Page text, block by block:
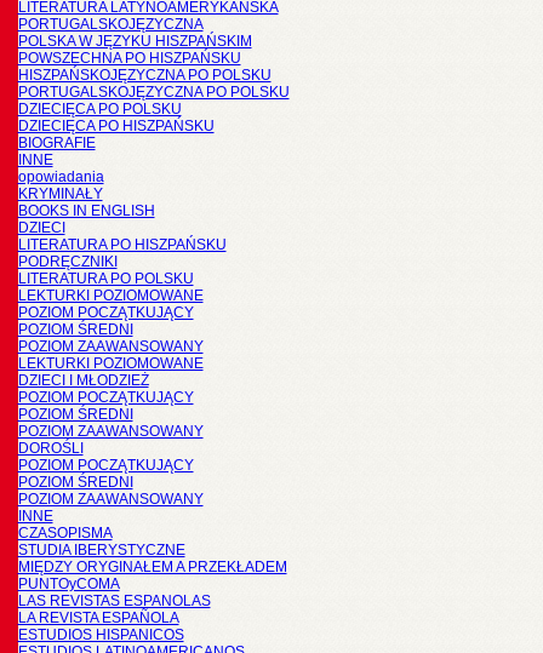
LITERATURA LATYNOAMERYKAŃSKA
PORTUGALSKOJĘZYCZNA
POLSKA W JĘZYKU HISZPAŃSKIM
POWSZECHNA PO HISZPAŃSKU
HISZPAŃSKOJĘZYCZNA PO POLSKU
PORTUGALSKOJĘZYCZNA PO POLSKU
DZIECIĘCA PO POLSKU
DZIECIĘCA PO HISZPAŃSKU
BIOGRAFIE
INNE
opowiadania
KRYMINAŁY
BOOKS IN ENGLISH
DZIECI
LITERATURA PO HISZPAŃSKU
PODRĘCZNIKI
LITERATURA PO POLSKU
LEKTURKI POZIOMOWANE
POZIOM POCZĄTKUJĄCY
POZIOM ŚREDNI
POZIOM ZAAWANSOWANY
LEKTURKI POZIOMOWANE
DZIECI I MŁODZIEŻ
POZIOM POCZĄTKUJĄCY
POZIOM ŚREDNI
POZIOM ZAAWANSOWANY
DOROŚLI
POZIOM POCZĄTKUJĄCY
POZIOM ŚREDNI
POZIOM ZAAWANSOWANY
INNE
CZASOPISMA
STUDIA IBERYSTYCZNE
MIĘDZY ORYGINAŁEM A PRZEKŁADEM
PUNTOyCOMA
LAS REVISTAS ESPANOLAS
LA REVISTA ESPAÑOLA
ESTUDIOS HISPANICOS